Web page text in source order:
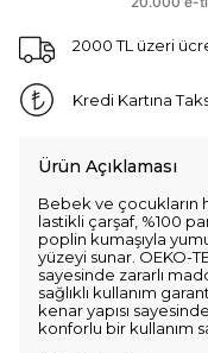
2000 TL üzeri
Kredi Kartına
Ürün Açıklaması
Bebek ve çocukların
lastikli çarşaf, %100
poplin kumaşıyla
yüzeyi sunar. OEKO-
sayesinde zararlı
sağlıklı kullanım
kenar yapısı
konforlu bir kullanım